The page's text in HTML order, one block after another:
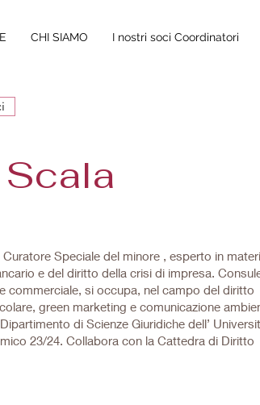
CHI SIAMO I nostri soci Coordinatori
Speciale del minore , esperto in
e del diritto della crisi di impresa.
commerciale, si occupa, nel campo del diritto
green marketing e comunicazione
di Scienze Giuridiche dell’
23/24. Collabora con la Cattedra di Diritto